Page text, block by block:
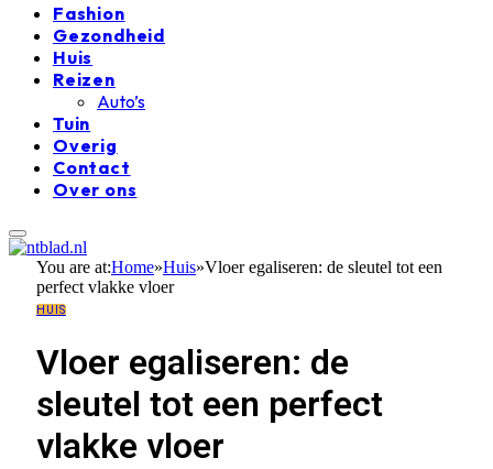
Fashion
Gezondheid
Huis
Reizen
Auto’s
Tuin
Overig
Contact
Over ons
You are at:Home»Huis»Vloer egaliseren: de sleutel tot een
perfect vlakke vloer
HUIS
Vloer egaliseren: de
sleutel tot een perfect
vlakke vloer